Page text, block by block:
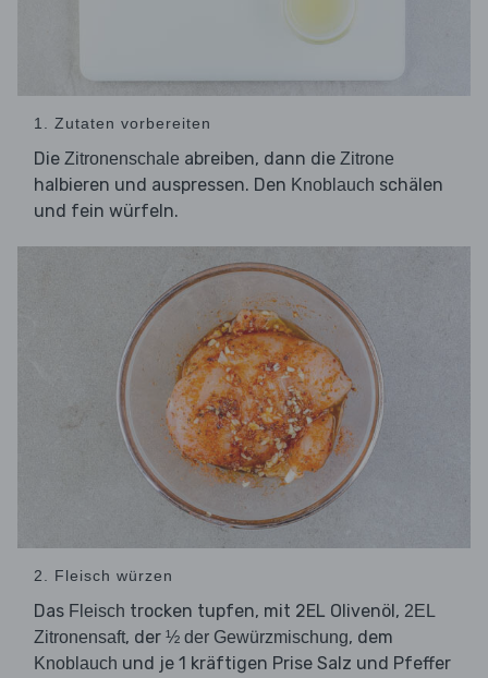
1. Zutaten vorbereiten
Die Zitronenschale abreiben, dann die Zitrone
halbieren und auspressen. Den Knoblauch schälen
und fein würfeln.
2. Fleisch würzen
Das Fleisch trocken tupfen, mit 2EL Olivenöl, 2EL
Zitronensaft, der ½ der Gewürzmischung, dem
Knoblauch und je 1 kräftigen Prise Salz und Pfeffer